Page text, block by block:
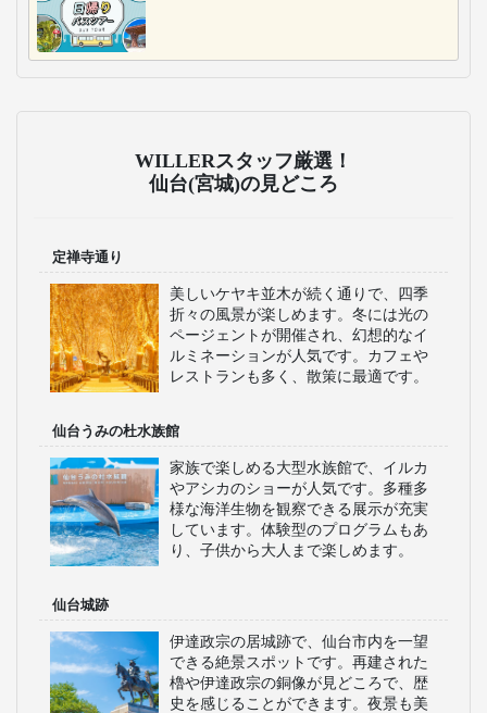
WILLERスタッフ厳選！
仙台(宮城)の見どころ
定禅寺通り
美しいケヤキ並木が続く通りで、四季
折々の風景が楽しめます。冬には光の
ページェントが開催され、幻想的なイ
ルミネーションが人気です。カフェや
レストランも多く、散策に最適です。
仙台うみの杜水族館
家族で楽しめる大型水族館で、イルカ
やアシカのショーが人気です。多種多
様な海洋生物を観察できる展示が充実
しています。体験型のプログラムもあ
り、子供から大人まで楽しめます。
仙台城跡
伊達政宗の居城跡で、仙台市内を一望
できる絶景スポットです。再建された
櫓や伊達政宗の銅像が見どころで、歴
史を感じることができます。夜景も美